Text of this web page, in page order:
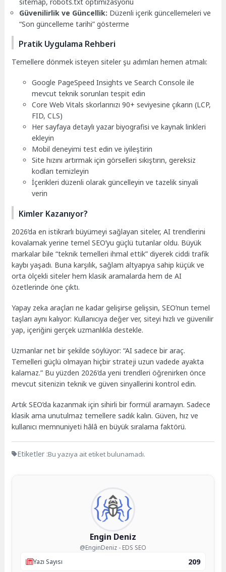
Güvenilirlik ve Güncellik: Düzenli içerik güncellemeleri ve
“Son güncelleme tarihi” gösterme
Pratik Uygulama Rehberi
Temellere dönmek isteyen siteler şu adımları hemen atmalı:
Google PageSpeed Insights ve Search Console ile
mevcut teknik sorunları tespit edin
Core Web Vitals skorlarınızı 90+ seviyesine çıkarın (LCP,
FID, CLS)
Her sayfaya detaylı yazar biyografisi ve kaynak linkleri
ekleyin
Mobil deneyimi test edin ve iyileştirin
Site hızını artırmak için görselleri sıkıştırın, gereksiz
kodları temizleyin
İçerikleri düzenli olarak güncelleyin ve tazelik sinyali
verin
Kimler Kazanıyor?
2026’da en istikrarlı büyümeyi sağlayan siteler, AI trendlerini
kovalamak yerine temel SEO’yu güçlü tutanlar oldu. Büyük
markalar bile “teknik temelleri ihmal ettik” diyerek ciddi trafik
kaybı yaşadı. Buna karşılık, sağlam altyapıya sahip küçük ve
orta ölçekli siteler hem klasik aramalarda hem de AI
özetlerinde öne çıktı.
Yapay zeka araçları ne kadar gelişirse gelişsin, SEO’nun temel
taşları aynı kalıyor: Kullanıcıya değer ver, siteyi hızlı ve güvenilir
yap, içeriğini gerçek uzmanlıkla destekle.
Uzmanlar net bir şekilde söylüyor: “AI sadece bir araç.
Temelleri güçlü olmayan hiçbir strateji uzun vadede ayakta
kalamaz.” Bu yüzden 2026’da yeni trendleri öğrenirken önce
mevcut sitenizin teknik ve güven sinyallerini kontrol edin.
Artık SEO’da kazanmak için sihirli bir formül aramayın. Sadece
klasik ama unutulmaz temellere sadık kalın. Güven, hız ve
kullanıcı memnuniyeti hâlâ en büyük sıralama faktörü.
Etiketler :Bu yazıya ait etiket bulunamadı.
Engin Deniz
@EnginDeniz - EDS SEO
Yazı Sayısı
209